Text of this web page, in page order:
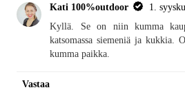
Kati 100%outdoor
1.
Kyllä. Se on niin kumma
katsomassa siemeniä ja kukkia.
kumma paikka.
Vastaa